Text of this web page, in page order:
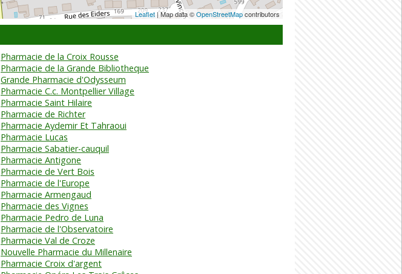
Leaflet | Map data ©OpenStreetMapcontributors
Pharmacie de la Croix Rousse
Pharmacie de la Grande Bibliotheque
Grande Pharmacie d'Odysseum
Pharmacie C.c. Montpellier Village
Pharmacie Saint Hilaire
Pharmacie de Richter
Pharmacie Aydemir Et Tahraoui
Pharmacie Lucas
Pharmacie Sabatier-cauquil
Pharmacie Antigone
Pharmacie de Vert Bois
Pharmacie de l'Europe
Pharmacie Armengaud
Pharmacie des Vignes
Pharmacie Pedro de Luna
Pharmacie de l'Observatoire
Pharmacie Val de Croze
Nouvelle Pharmacie du Millenaire
Pharmacie Croix d'argent